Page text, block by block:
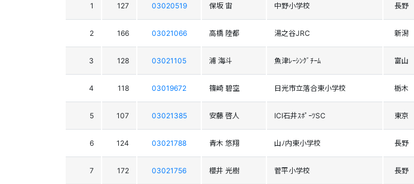
1 127 03020519 保坂 宙 中野小学校 長野
2 166 03021066 高橋 陸都 湯之谷JRC 新潟
3 128 03021105 浦 海斗 魚津ﾚｰｼﾝｸﾞﾁｰﾑ 富山
4 118 03019672 篠崎 碧空 日光市立落合東小学校 栃木
5 107 03021385 安藤 啓人 ICI石井ｽﾎﾟｰﾂSC 東京
6 124 03021788 青木 悠翔 山ﾉ内東小学校 長野
7 172 03021756 櫻井 光樹 菅平小学校 長野